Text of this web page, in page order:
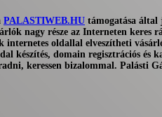
PALASTIWEB.HU támogatása
nagy része az Interneten
internetes oldallal elveszítheti
készítés, domain regisztrációs és
keressen bizalommal. Palásti